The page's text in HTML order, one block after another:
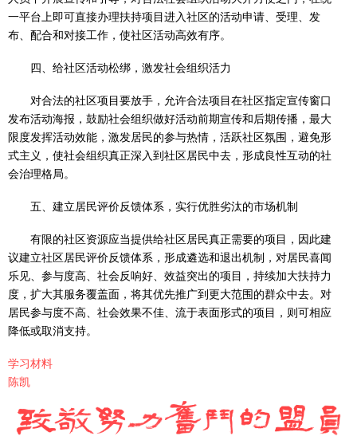
一平台上即可直接办理扶持项目进入社区的活动申请、受理、发
布、配合和对接工作，使社区活动高效有序。
四、给社区活动松绑，激发社会组织活力
对合法的社区项目要放手，允许合法项目在社区指定宣传窗口
发布活动海报，鼓励社会组织做好活动前期宣传和后期传播，最大
限度发挥活动效能，激发居民的参与热情，活跃社区氛围，避免形
式主义，使社会组织真正深入到社区居民中去，形成良性互动的社
会治理格局。
五、建立居民评价反馈体系，实行优胜劣汰的市场机制
有限的社区资源应当提供给社区居民真正需要的项目，因此建
议建立社区居民评价反馈体系，形成遴选和退出机制，对居民喜闻
乐见、参与度高、社会反响好、效益突出的项目，持续加大扶持力
度，扩大其服务覆盖面，将其优先推广到更大范围的群众中去。对
居民参与度不高、社会效果不佳、流于表面形式的项目，则可相应
降低或取消支持。
学习材料
陈凯